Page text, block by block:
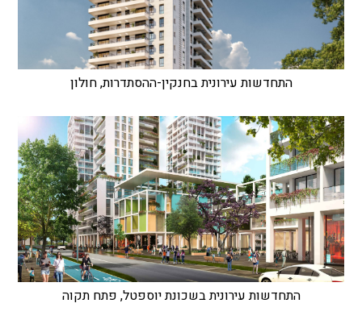
התחדשות עירונית בחנקין-ההסתדרות, חולון
התחדשות עירונית בשכונת יוספטל, פתח תקוה